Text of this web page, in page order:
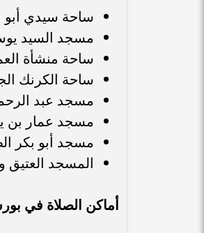
ساحة سيدي أبو
مسجد السيد
ساحة منشأة
ساحة الكرنك
مسجد عبد
مسجد عمار بن
مسجد أبو بكر
المسجد
أماكن الصلاة في